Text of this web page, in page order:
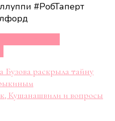
#РобТаперт
Бузова раскрыла тайну
Кушанашвили и вопросы